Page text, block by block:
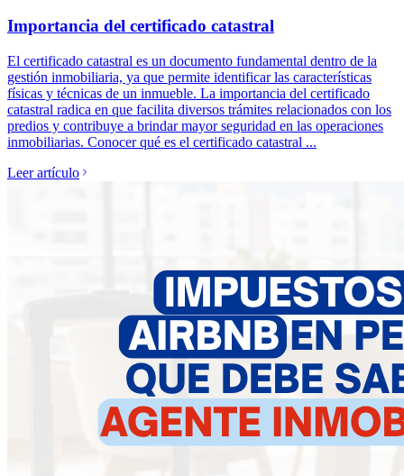
Importancia del certificado catastral
El certificado catastral es un documento fundamental dentro de la
gestión inmobiliaria, ya que permite identificar las características
físicas y técnicas de un inmueble. La importancia del certificado
catastral radica en que facilita diversos trámites relacionados con los
predios y contribuye a brindar mayor seguridad en las operaciones
inmobiliarias. Conocer qué es el certificado catastral ...
Leer artículo